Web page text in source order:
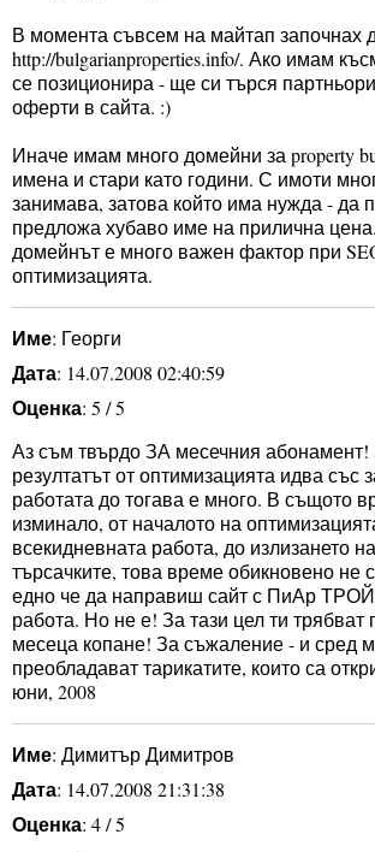
В момента съвсем на майтап започнах
http://bulgarianproperties.info/. Ако имам
се позиционира - ще си търся
оферти в сайта. :)
Иначе имам много домейни за property
имена и стари като години. С имоти
занимава, затова който има нужда -
предложа хубаво име на прилична
домейнът е много важен фактор при
оптимизацията.
Име: Георги
Дата: 14.07.2008 02:40:59
Оценка: 5 / 5
Аз съм твърдо ЗА месечния
резултатът от оптимизацията идва със
работата до тогава е много. В същото
изминало, от началото на
всекидневната работа, до излизането
търсачките, това време обикновено не
едно че да направиш сайт с ПиАр
работа. Но не е! За тази цел ти трябват
месеца копане! За съжаление - и сред
преобладават тарикатите, които са
юни, 2008
Име: Димитър Димитров
Дата: 14.07.2008 21:31:38
Оценка: 4 / 5